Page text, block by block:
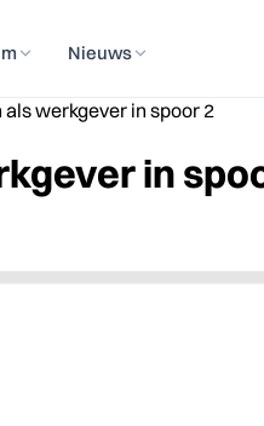
Nieuws
werkgever in spoor 2
in